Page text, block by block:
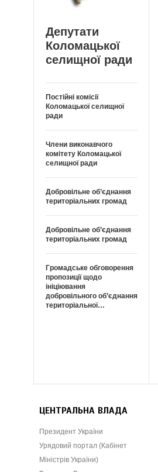
Депутати
Коломацької
селищної ради
Постійні комісії
Коломацької селищної
ради
Члени виконавчого
комітету Коломацької
селищної ради
Добровільне об’єднання
територіальних громад
Добровільне об’єднання
територіальних громад
Громадське обговорення
пропозиції щодо
ініціювання
добровільного об’єднання
територіальної…
ЦЕНТРАЛЬНА ВЛАДА
Президент України
Урядовий портал (Кабінет
Міністрів України)